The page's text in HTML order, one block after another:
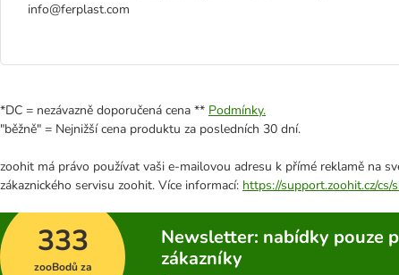
info@ferplast.com
*DC = nezávazně doporučená cena ** Podmínky.
"běžně" = Nejnižší cena produktu za posledních 30 dní.
zoohit má právo používat vaši e-mailovou adresu k přímé reklamě na
zákaznického servisu zoohit. Více informací: https://support.zoohit.cz/
333
zooBodů za
Newsletter: nabídky pouze
zákazníky